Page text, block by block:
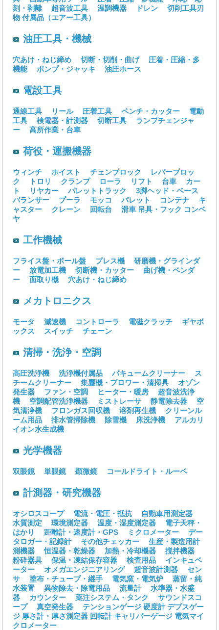
刻・剥離
超音波工具 温調機器 ドレン
切削工具刃
物 付属品（エアー工具）
油圧工具・機械
穴あけ・ねじ締め 切断・切削・曲げ
圧着・圧縮・多
機能
ポンプ・ジャッキ 油圧ホース
電設工具
通線工具 リール 圧着工具 ペンチ・カッター
電動
工具
検電器・計測器 切断工具
ランプチェンジャ
ー
高所作業・台車
荷役・運搬機器
ウィンチ ホイスト チェンブロック
レバーブロッ
ク
トロリ クランプ ローラ リフト 台車
カー
ト
リヤカー パレットトラック
3脚ヘッド・ベース
バランサー
プーラ モッコ パレット コンテナ
キ
ャスター
クレーン 回転台 滑車 吊具・フック コンベ
ヤ
工作機械
フライス盤・ボール盤 プレス機
研磨機・グラインダ
ー
放電加工機 切断機・カッター
曲げ機・ベンダ
ー
面取り機 穴あけ・ねじ締め
メカトロニクス
モータ 減速機 コントローラ 電磁クラッチ
ギヤボ
ックス
スイッチ チェーン
清掃・洗浄・空調
高圧洗浄機 洗浄機付属品 バキュームクリーナー
ス
チームクリーナー
集塵機・ブロワー・清掃具
オゾン
発生器
ファン・空調 ヒーター・暖房
超音波洗浄
機
空調配管洗浄機器 ミストレーサ 静電除去器
空
気清浄機
フロンガス回収機 溶剤再生機
クリーンル
ーム用品
排水管掃除機 除雪機 床洗浄機
アルカリ
イオン水生成機
光学機器
双眼鏡 単眼鏡 顕微鏡 コールドライト・ルーペ
計測器・研究機器
オシロスコープ 電流・電圧・抵抗
自動車用測定器
水質測定
環境測定器 温度・湿度測定器
電子天秤・
はかり
距離計・速度計・GPS ミクロメーター
デー
タロガー・記録計
その他チェッカー
生産・製造用計
測機器
恒温器・乾燥器 加熱・冷却機器
撹拌機器
粉砕器具
保温・凍結保存容器 検査用品
インキュベ
ーター
オメガエンジニアリング 超音波計測器
セン
サ
塗布・チューブ・継手 電気窯・電気炉
蒸留・純
水装置
異物除去・除電用品 流量計
水準器・水盛
器
カウンター 薬注システム・タンク
サウンドスコ
ープ
真空発生器 テンションゲージ 硬度計 デプスゲー
ジ 厚さ計・厚さ測定器 回転計 キャリパーゲージ 電気マイ
クロメーター